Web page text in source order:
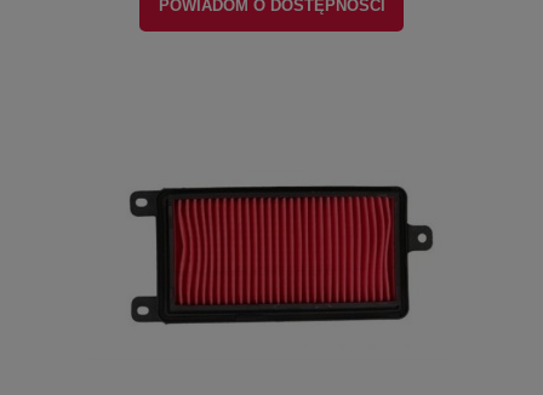
POWIADOM O DOSTĘPNOŚCI